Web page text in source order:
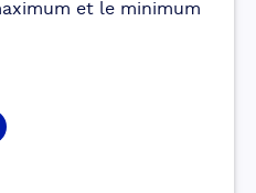
et le minimum